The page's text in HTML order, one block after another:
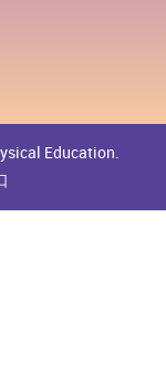
Education.